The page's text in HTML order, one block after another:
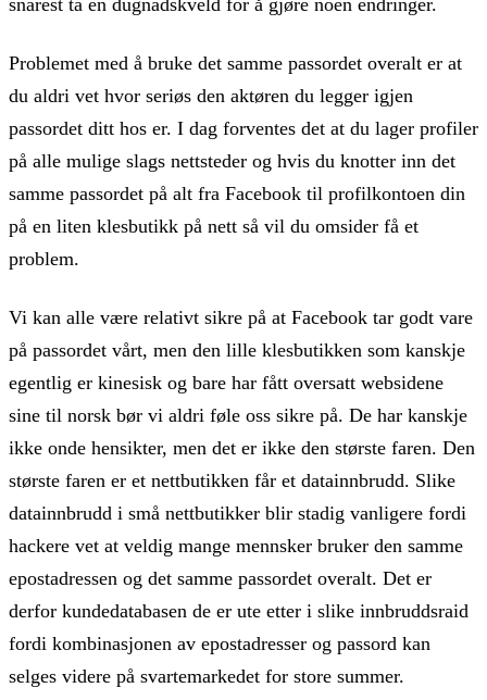
Problemet med å bruke det samme passordet overalt er at
du aldri vet hvor seriøs den aktøren du legger igjen
passordet ditt hos er. I dag forventes det at du lager profiler
på alle mulige slags nettsteder og hvis du knotter inn det
samme passordet på alt fra Facebook til profilkontoen din
på en liten klesbutikk på nett så vil du omsider få et
problem.
Vi kan alle være relativt sikre på at Facebook tar godt vare
på passordet vårt, men den lille klesbutikken som kanskje
egentlig er kinesisk og bare har fått oversatt websidene
sine til norsk bør vi aldri føle oss sikre på. De har kanskje
ikke onde hensikter, men det er ikke den største faren. Den
største faren er et nettbutikken får et datainnbrudd. Slike
datainnbrudd i små nettbutikker blir stadig vanligere fordi
hackere vet at veldig mange mennsker bruker den samme
epostadressen og det samme passordet overalt. Det er
derfor kundedatabasen de er ute etter i slike innbruddsraid
fordi kombinasjonen av epostadresser og passord kan
selges videre på svartemarkedet for store summer.